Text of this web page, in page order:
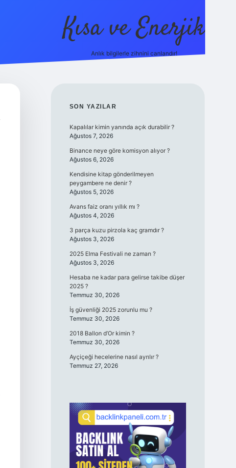
Kısa ve Enerjik
Anlık bilgilerle zihnini canlandır!
SIDEBAR
SON YAZILAR
Kapalılar kimin yanında açık durabilir ?
Ağustos 7, 2026
Binance neye göre komisyon alıyor ?
Ağustos 6, 2026
Kendisine kitap gönderilmeyen
peygambere ne denir ?
Ağustos 5, 2026
Avans faiz oranı yıllık mı ?
Ağustos 4, 2026
3 parça kuzu pirzola kaç gramdır ?
Ağustos 3, 2026
2025 Elma Festivali ne zaman ?
Ağustos 3, 2026
Hesaba ne kadar para gelirse takibe düşer
2025 ?
Temmuz 30, 2026
İş güvenliği 2025 zorunlu mu ?
Temmuz 30, 2026
2018 Ballon d’Or kimin ?
Temmuz 30, 2026
Ayçiçeği hecelerine nasıl ayrılır ?
Temmuz 27, 2026